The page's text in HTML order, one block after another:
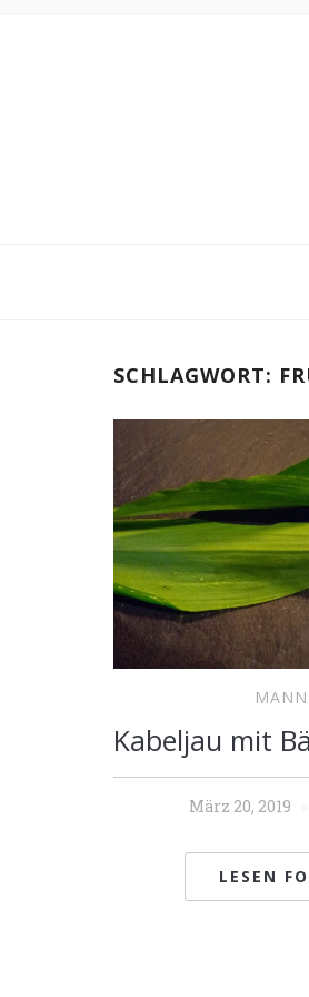
SCHLAGWORT:
Kabeljau mit
März 20, 2019
LESEN